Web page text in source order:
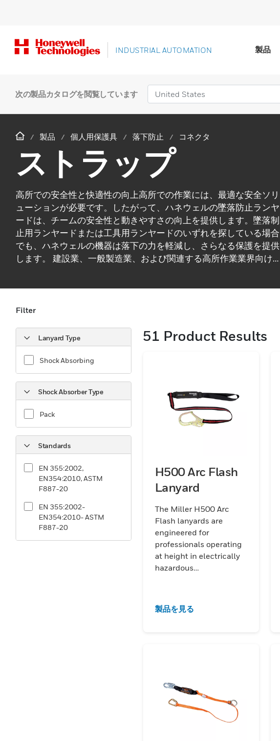
INDUSTRIAL AUTOMATION 製品
次の製品カタログを閲覧しています
製品 個人用保護具 落下防止 コネクタ
ストラップ
高所での安全性と快適性の向上高所での作業には、最適な安全ソリ
ューションが必要です。したがって、ハネウェルの墜落防止ランヤ
ードは、チームの安全性と動きやすさの向上を提供します。墜落制
止用ランヤードまたは工具用ランヤードのいずれを探している場合
でも、ハネウェルの機器は落下の力を軽減し、さらなる保護を提供
します。 建設業、一般製造業、および関連する高所作業業界向けに
Filter
Lanyard Type
Shock Absorbing
Shock Absorber Type
Pack
Standards
EN 355:2002,
EN354:2010, ASTM
F887-20
EN 355:2002-
EN354:2010- ASTM
F887-20
51 Product Results
H500 Arc Flash
Lanyard
The Miller H500 Arc
Flash lanyards are
engineered for
professionals operating
at height in electrically
hazardous
webbing, they withstand
arc flash exposure while
製品を見る